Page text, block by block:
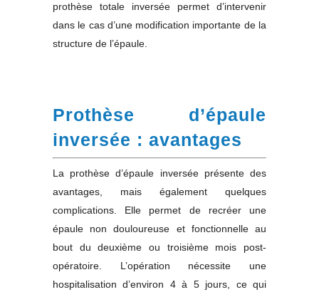
prothèse totale inversée permet d’intervenir
dans le cas d’une modification importante de la
structure de l’épaule.
Prothèse d’épaule
inversée : avantages
La prothèse d’épaule inversée présente des
avantages, mais également quelques
complications. Elle permet de recréer une
épaule non douloureuse et fonctionnelle au
bout du deuxième ou troisième mois post-
opératoire. L’opération nécessite une
hospitalisation d’environ 4 à 5 jours, ce qui